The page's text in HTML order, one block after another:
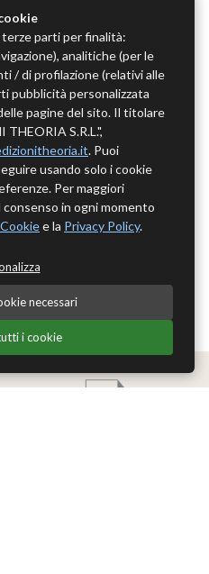
parti per finalità:
analitiche (per le
/ di profilazione (relativi alle
pubblicità personalizzata
pagine del sito. Il titolare
S.R.L.",
. Puoi
usando solo i cookie
Per maggiori
in ogni momento
e la Privacy Policy.
necessari
i cookie